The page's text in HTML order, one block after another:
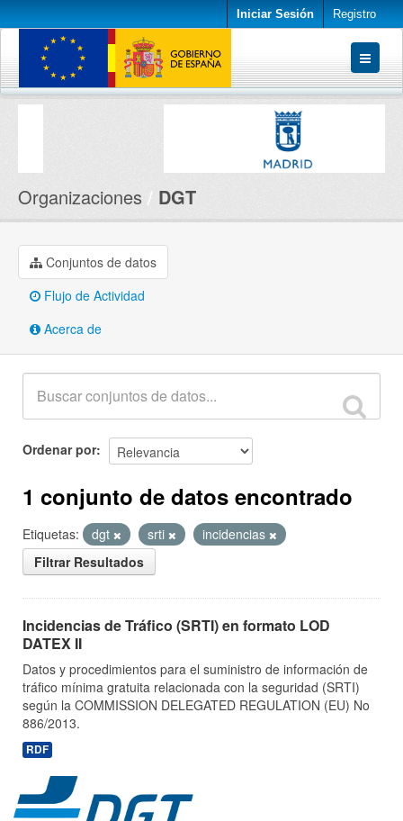
Iniciar Sesión Registro
Conjuntos de datos
Organizaciones DGT
Conjuntos de datos
Flujo de Actividad
Acerca de
Ordenar por
1 conjunto de datos encontrado
Etiquetas: dgt srti
incidencias
Filtrar Resultados
Incidencias de Tráfico (SRTI) en formato LOD
DATEX II
Datos y procedimientos para el suministro de información de
tráfico mínima gratuita relacionada con la seguridad (SRTI)
según la COMMISSION DELEGATED REGULATION (EU) No
886/2013.
RDF